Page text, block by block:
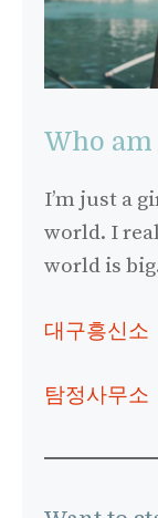
Who am
I’m just a
world. I
world is
대구흥신소
탐정사무소